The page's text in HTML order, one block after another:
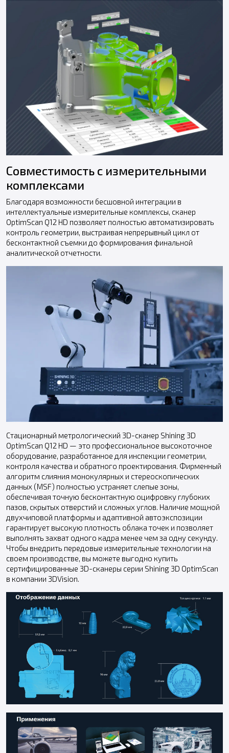
Совместимость с измерительными
комплексами
Благодаря возможности бесшовной интеграции в
интеллектуальные измерительные комплексы, сканер
OptimScan Q12 HD позволяет полностью автоматизировать
контроль геометрии, выстраивая непрерывный цикл от
бесконтактной съемки до формирования финальной
аналитической отчетности.
Стационарный метрологический 3D-сканер Shining 3D
OptimScan Q12 HD — это профессиональное высокоточное
оборудование, разработанное для инспекции геометрии,
контроля качества и обратного проектирования. Фирменный
алгоритм слияния монокулярных и стереоскопических
данных (MSF) полностью устраняет слепые зоны,
обеспечивая точную бесконтактную оцифровку глубоких
пазов, скрытых отверстий и сложных углов. Наличие мощной
двухчиповой платформы и адаптивной автоэкспозиции
гарантирует высокую плотность облака точек и позволяет
выполнять захват одного кадра менее чем за одну секунду.
Чтобы внедрить передовые измерительные технологии на
своем производстве, вы можете выгодно купить
сертифицированные 3D-сканеры серии Shining 3D OptimScan
в компании 3DVision.